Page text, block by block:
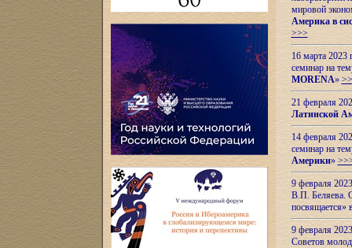
мировой
Америка в
>>>
16 марта 2023
семинар на
MORENA»
21 февраля
Латинской
14 февраля
семинар на
Америки»
9 февраля
В.П. Беляева.
посвящается»
9 февраля
Советов